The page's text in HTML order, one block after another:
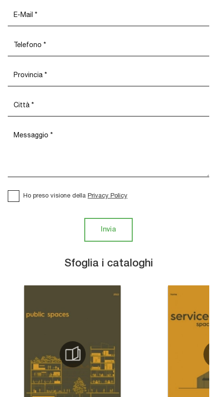
Sfoglia i cataloghi
Ho preso visione della Privacy Policy
Invia